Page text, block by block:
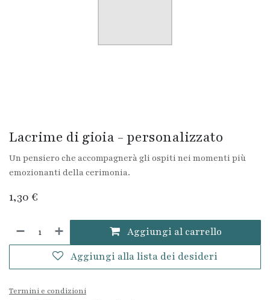
Lacrime di gioia - personalizzato
Un pensiero che accompagnerà gli ospiti nei momenti più
emozionanti della cerimonia.
1,30 €
Aggiungi al carrello
Aggiungi alla lista dei desideri
Termini e condizioni